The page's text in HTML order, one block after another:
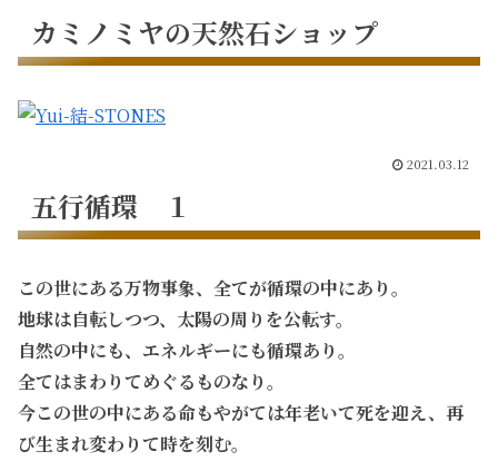
カミノミヤの天然石ショップ
2021.03.12
五行循環 １
この世にある万物事象、全てが循環の中にあり。
地球は自転しつつ、太陽の周りを公転す。
自然の中にも、エネルギーにも循環あり。
全てはまわりてめぐるものなり。
今この世の中にある命もやがては年老いて死を迎え、再
び生まれ変わりて時を刻む。